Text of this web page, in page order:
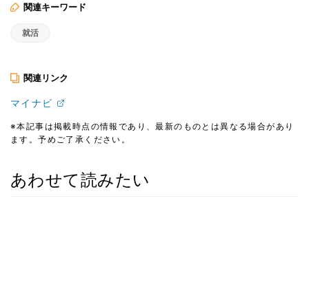
関連キーワード
就活
関連リンク
マイナビ
※本記事は掲載時点の情報であり、最新のものとは異なる場合があり
ます。予めご了承ください。
あわせて読みたい